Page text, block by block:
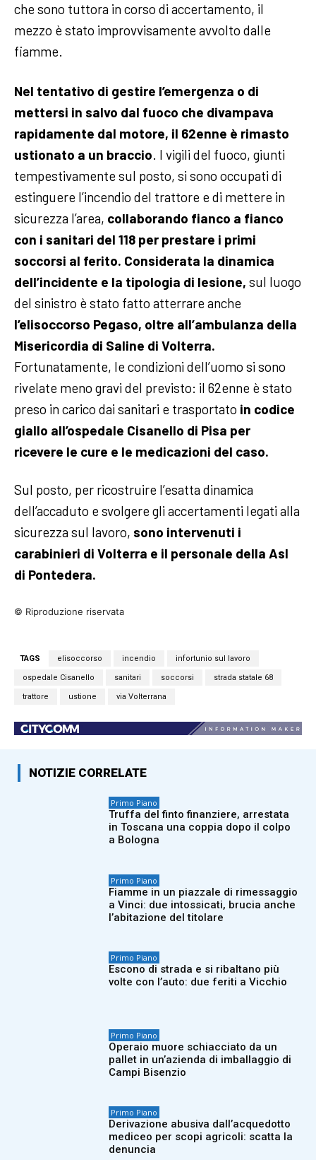
che sono tuttora in corso di accertamento, il
mezzo è stato improvvisamente avvolto dalle
fiamme.
Nel tentativo di gestire l’emergenza o di
mettersi in salvo dal fuoco che divampava
rapidamente dal motore, il 62enne è rimasto
ustionato a un braccio. I vigili del fuoco, giunti
tempestivamente sul posto, si sono occupati di
estinguere l’incendio del trattore e di mettere in
sicurezza l’area, collaborando fianco a fianco
con i sanitari del 118 per prestare i primi
soccorsi al ferito. Considerata la dinamica
dell’incidente e la tipologia di lesione, sul luogo
del sinistro è stato fatto atterrare anche
l’elisoccorso Pegaso, oltre all’ambulanza della
Misericordia di Saline di Volterra.
Fortunatamente, le condizioni dell’uomo si sono
rivelate meno gravi del previsto: il 62enne è stato
preso in carico dai sanitari e trasportato in codice
giallo all’ospedale Cisanello di Pisa per
ricevere le cure e le medicazioni del caso.
Sul posto, per ricostruire l’esatta dinamica
dell’accaduto e svolgere gli accertamenti legati alla
sicurezza sul lavoro, sono intervenuti i
carabinieri di Volterra e il personale della Asl
di Pontedera.
© Riproduzione riservata
TAGS elisoccorso incendio infortunio sul lavoro
ospedale Cisanello sanitari soccorsi strada statale 68
trattore ustione via Volterrana
NOTIZIE CORRELATE
Primo Piano
Truffa del finto finanziere, arrestata
in Toscana una coppia dopo il colpo
a Bologna
Primo Piano
Fiamme in un piazzale di rimessaggio
a Vinci: due intossicati, brucia anche
l’abitazione del titolare
Primo Piano
Escono di strada e si ribaltano più
volte con l’auto: due feriti a Vicchio
Primo Piano
Operaio muore schiacciato da un
pallet in un’azienda di imballaggio di
Campi Bisenzio
Primo Piano
Derivazione abusiva dall’acquedotto
mediceo per scopi agricoli: scatta la
denuncia